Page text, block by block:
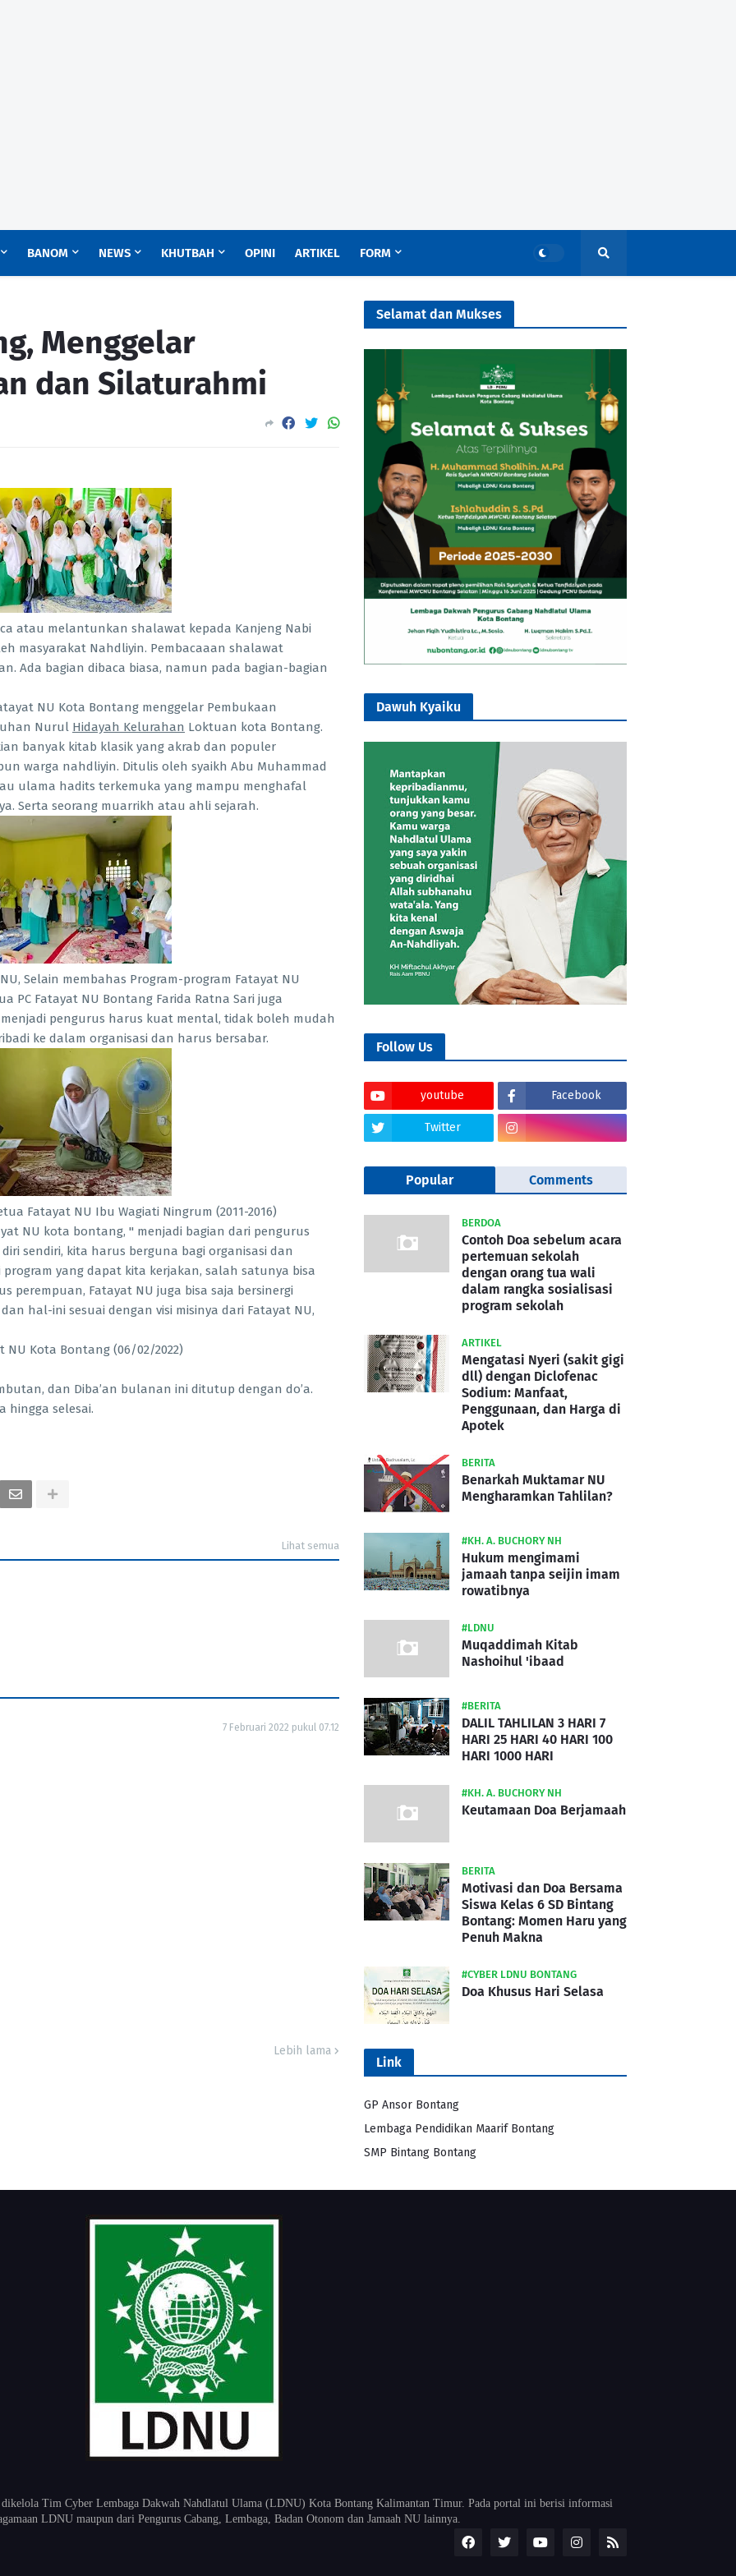
BANOM NEWS KHUTBAH OPINI ARTIKEL FORM
Menggelar
dan Silaturahmi
atau melantunkan shalawat kepada Kanjeng Nabi
masyarakat Nahdliyin. Pembacaaan shalawat
Ada bagian dibaca biasa, namun pada bagian-bagian
NU Kota Bontang menggelar Pembukaan
Nurul Hidayah Kelurahan Loktuan kota Bontang.
banyak kitab klasik yang akrab dan populer
warga nahdliyin. Ditulis oleh syaikh Abu Muhammad
ulama hadits terkemuka yang mampu menghafal
Serta seorang muarrikh atau ahli sejarah.
Selain membahas Program-program Fatayat NU
PC Fatayat NU Bontang Farida Ratna Sari juga
pengurus harus kuat mental, tidak boleh mudah
ke dalam organisasi dan harus bersabar.
Fatayat NU Ibu Wagiati Ningrum (2011-2016)
NU kota bontang, " menjadi bagian dari pengurus
sendiri, kita harus berguna bagi organisasi dan
yang dapat kita kerjakan, salah satunya bisa
Fatayat NU juga bisa saja bersinergi
hal-ini sesuai dengan visi misinya dari Fatayat NU,
NU Kota Bontang (06/02/2022)
dan Diba’an bulanan ini ditutup dengan do’a.
hingga selesai.
Lihat semua
7 Februari 2022 pukul 07.12
Lebih lama
Selamat dan Mukses
Dawuh Kyaiku
Follow Us
youtube Facebook
Twitter
Popular Comments
BERDOA
Contoh Doa sebelum acara
pertemuan sekolah
dengan orang tua wali
dalam rangka sosialisasi
program sekolah
ARTIKEL
Mengatasi Nyeri (sakit gigi
dll) dengan Diclofenac
Sodium: Manfaat,
Penggunaan, dan Harga di
Apotek
BERITA
Benarkah Muktamar NU
Mengharamkan Tahlilan?
#KH. A. BUCHORY NH
Hukum mengimami
jamaah tanpa seijin imam
rowatibnya
#LDNU
Muqaddimah Kitab
Nashoihul 'ibaad
#BERITA
DALIL TAHLILAN 3 HARI 7
HARI 25 HARI 40 HARI 100
HARI 1000 HARI
#KH. A. BUCHORY NH
Keutamaan Doa Berjamaah
BERITA
Motivasi dan Doa Bersama
Siswa Kelas 6 SD Bintang
Bontang: Momen Haru yang
Penuh Makna
#CYBER LDNU BONTANG
Doa Khusus Hari Selasa
Link
GP Ansor Bontang
Lembaga Pendidikan Maarif Bontang
SMP Bintang Bontang
Tim Cyber Lembaga Dakwah Nahdlatul Ulama (LDNU) Kota Bontang Kalimantan Timur. Pada portal ini berisi informasi
LDNU maupun dari Pengurus Cabang, Lembaga, Badan Otonom dan Jamaah NU lainnya.